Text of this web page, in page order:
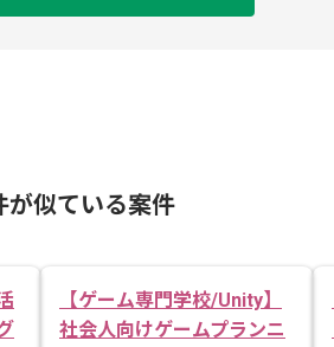
が似ている案件
【ゲーム専門学校/Unity】
社会人向けゲームプランニ